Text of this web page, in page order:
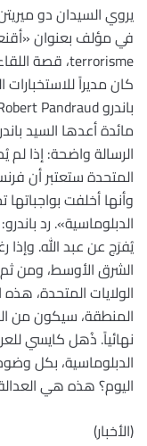
كان مديراً للاستخبارات
مائدة أعدها السيد
الرسالة واضحة: إذا لم
المتحدة ستعتبر أن
وأنها أخلفت
الدبلوماسية». رد
يُفرَج عن عبد الله. وإذا
الشرق الأوسط، ومن
الولايات المتحدة،
المنطقة، سيكون من
نهائياً. ذُهل كايسي
الدبلوماسية، بكل
اليوم؟ هذه هي
(الأخبار)